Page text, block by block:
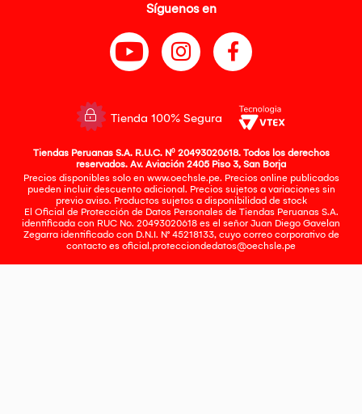
Síguenos en
Tienda 100% Segura
Tiendas Peruanas S.A. R.U.C. Nº 20493020618. Todos los derechos
reservados. Av. Aviación 2405 Piso 3, San Borja
Precios disponibles solo en www.oechsle.pe. Precios online publicados
pueden incluir descuento adicional. Precios sujetos a variaciones sin
previo aviso. Productos sujetos a disponibilidad de stock
El Oficial de Protección de Datos Personales de Tiendas Peruanas S.A.
identificada con RUC No. 20493020618 es el señor Juan Diego Gavelan
Zegarra identificado con D.N.I. N° 45218133, cuyo correo corporativo de
contacto es oficial.protecciondedatos@oechsle.pe